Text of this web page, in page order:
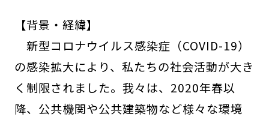
【背景・経緯】
新型コロナウイルス感染症（COVID-19）
の感染拡大により、私たちの社会活動が大き
く制限されました。我々は、2020年春以
降、公共機関や公共建築物など様々な環境